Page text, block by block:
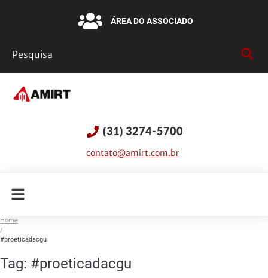
ÁREA DO ASSOCIADO
(31) 3274-5700
contato@amirt.com.br
Home
/
#proeticadacgu
Tag: #proeticadacgu